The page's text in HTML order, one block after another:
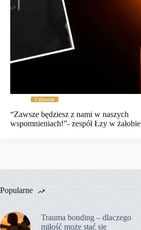
Człowiek
“Zawsze będziesz z nami w naszych
wspomnieniach!”- zespół Łzy w żałobie
Popularne
Trauma bonding – dlaczego
miłość może stać się